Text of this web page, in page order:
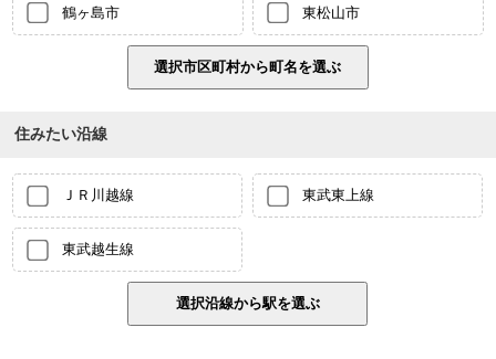
鶴ヶ島市 東松山市
住みたい沿線
ＪＲ川越線 東武東上線
東武越生線